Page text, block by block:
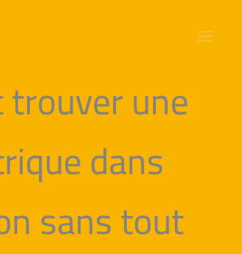
une
dans
sans tout